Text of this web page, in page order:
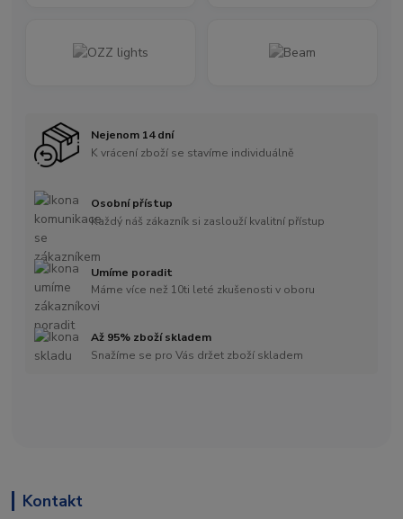
Nejenom 14 dní
K vrácení zboží se stavíme individuálně
Osobní přístup
Každý náš zákazník si zaslouží kvalitní přístup
Umíme poradit
Máme více než 10ti leté zkušenosti v oboru
Až 95% zboží skladem
Snažíme se pro Vás držet zboží skladem
Kontakt